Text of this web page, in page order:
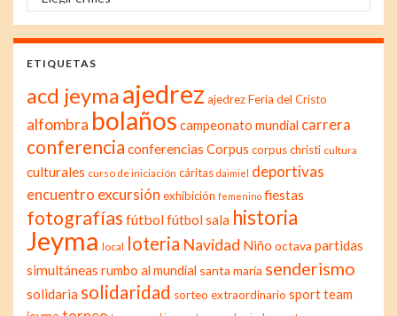
ETIQUETAS
acd jeymaajedrez ajedrez Feria del Cristo
alfombra bolaños campeonato mundial carrera
conferencia conferencias Corpus corpus christi cultura
culturales curso de iniciación cáritas daimiel deportivas
encuentro excursión exhibición femenino fiestas
fotografías fútbolfútbol sala historia
Jeyma local loteria Navidad Niño octava partidas
simultáneas rumbo al mundial santa maría senderismo
solidaria solidaridad sorteo extraordinario sport team